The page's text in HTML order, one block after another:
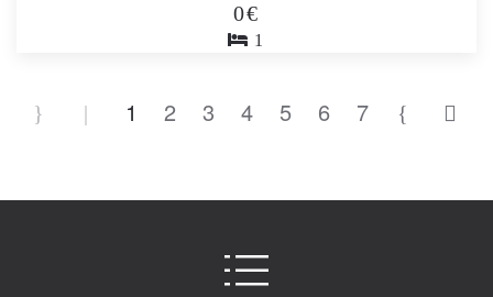
0€
1
1 2 3 4 5 6 7